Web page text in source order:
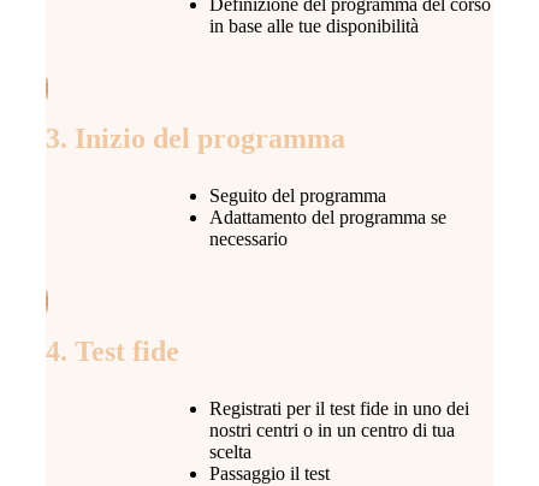
Definizione del programma del corso
in base alle tue disponibilità
3. Inizio del programma
Seguito del programma
Adattamento del programma se
necessario
4. Test fide
Registrati per il test fide in uno dei
nostri centri o in un centro di tua
scelta
Passaggio il test